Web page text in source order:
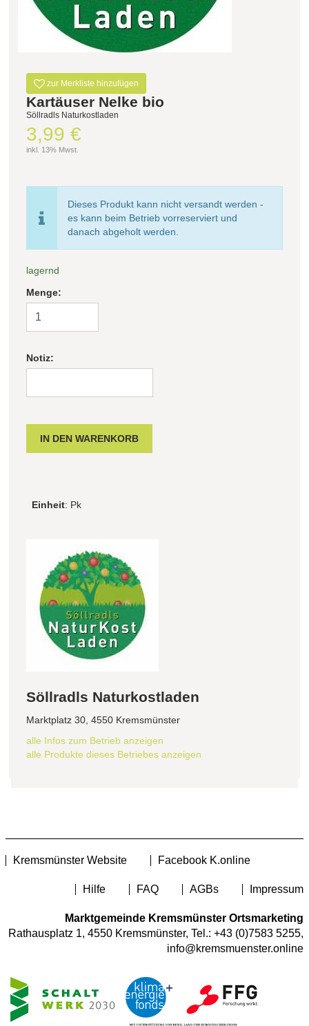
Weinkellerei Stift
Kremsmünster
Detail
KATEGORIE
Filter zurücksetzen
zur Merkliste hinzufügen
Kartäuser Nelke bio
Söllradls Naturkostladen
3,99 €
inkl. 13% Mwst.
Dieses Produkt kann nicht versandt werden -
es kann beim Betrieb vorreserviert und
danach abgeholt werden.
lagernd
Menge:
Notiz:
Einheit: Pk
Söllradls Naturkostladen
Marktplatz 30, 4550 Kremsmünster
alle Infos zum Betrieb anzeigen
alle Produkte dieses Betriebes anzeigen
Kremsmünster Website Facebook K.online
Hilfe FAQ AGBs Impressum
Marktgemeinde Kremsmünster Ortsmarketing
Rathausplatz 1, 4550 Kremsmünster, Tel.: +43 (0)7583 5255,
info@kremsmuenster.online